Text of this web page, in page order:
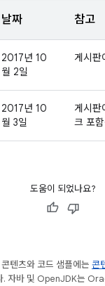
날짜 참고
2017년 10
월 2일
게시판
2017년 10
월 3일
게시판
크 포
도움이 되었나요?
텐츠와 코드 샘플에는 콘
. 자바 및 OpenJDK는